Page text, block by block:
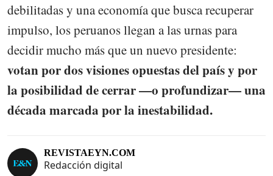
debilitadas y una economía que busca recuperar
impulso, los peruanos llegan a las urnas para
decidir mucho más que un nuevo presidente:
votan por dos visiones opuestas del país y por
la posibilidad de cerrar —o profundizar— una
década marcada por la inestabilidad.
REVISTAEYN.COM
Redacción digital